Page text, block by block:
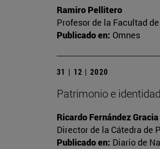
Ramiro Pellitero
Profesor de la Facultad
Publicado en: Omnes
31 | 12 | 2020
Patrimonio e
Ricardo Fernández Gracia
Director de la Cátedra de
Publicado en: Diario de